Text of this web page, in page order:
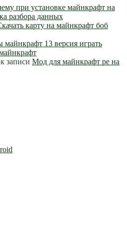
при установке майнкрафт на
разбора данных
карту на майнкрафт боб
майнкрафт 13 версия играть
к записи Мод для майнкрафт pe на